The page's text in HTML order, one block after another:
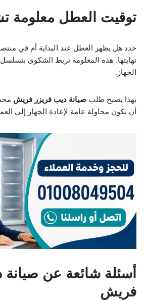
توقيت العطل معلومة
حدد هل يظهر العطل عند البداية أم في
نهايتها. هذه المعلومة تربط الشكوى
الجهاز.
بهذا يصبح طلب صيانة ديب فريزر فريش
أن يكون محاولة عامة لإعادة الجهاز إلى
أسئلة شائعة عن صيانة
فريش